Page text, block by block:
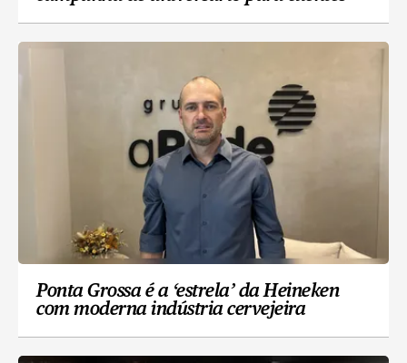
Ponta Grossa é a ‘estrela’ da Heineken
com moderna indústria cervejeira